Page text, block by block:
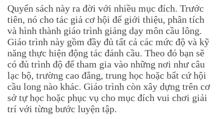
Quyển sách này ra đời với nhiều mục đích. Trước
tiên, nó cho tác giả cơ hội để giới thiệu, phân tích
và hình thành giáo trình giảng dạy môn cầu lông.
Giáo trình này gồm đầy đủ tất cả các mức độ và kỹ
năng thực hiện động tác đánh cầu. Theo đó bạn sẽ
có đủ trình độ để tham gia vào những nơi như câu
lạc bộ, trường cao đẳng, trung học hoặc bất cứ hội
cầu long nào khác. Giáo trình còn xây dựng trên cơ
sở tự học hoặc phục vụ cho mục đích vui chơi giải
trí với từng bước luyện tập.